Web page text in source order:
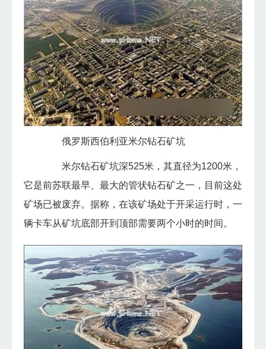
俄罗斯西伯利亚米尔钻石矿坑
米尔钻石矿坑深525米，其直径为1200米，
它是前苏联最早、最大的管状钻石矿之一，目前这处
矿场已被废弃。据称，在该矿场处于开采运行时，一
辆卡车从矿坑底部开到顶部需要两个小时的时间。